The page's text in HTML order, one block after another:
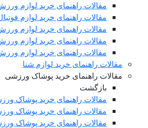
مقالات راهنمای خرید لوازم ورزش
مقالات راهنمای خرید لوازم فوتبال
مقالات راهنمای خرید لوازم ورزش
مقالات راهنمای خرید لوازم ورزش
مقالات راهنمای خرید لوازم ورزش
مقالات راهنمای خرید لوازم شنا
مقالات راهنمای خرید پوشاک ورزشی
بازگشت
مقالات راهنمای خرید پوشاک ورزشی
مقالات راهنمای خرید پوشاک ورزشی
مقالات راهنمای خرید پوشاک ورزشی